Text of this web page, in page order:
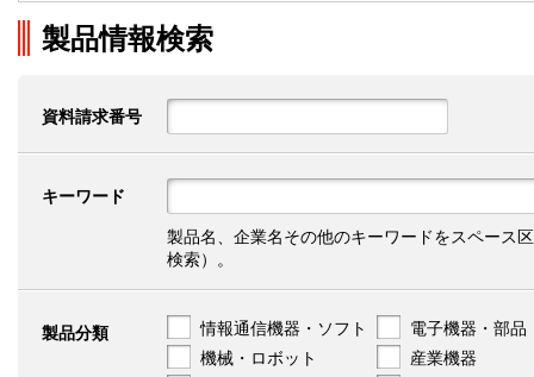
製品情報検索
資料請求番号
キーワード
製品名、企業名その他のキーワードをスペース
検索）。
製品分類 情報通信機器・ソフト
電子機器・部品
機械・ロボット
産業機器